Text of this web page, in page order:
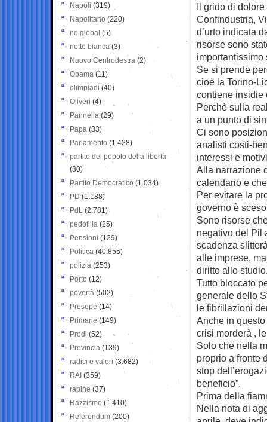
Il grido di
Confindustria,
d’urto indicata
risorse sono
importantissimo
Se si prende
cioè la Torino-
contiene insidie
Perchè sulla
a un punto di
Ci sono
analisti costi-
interessi e
Alla narrazione
calendario e
Per evitare la
governo è
Sono risorse
negativo del Pil
scadenza
alle imprese,
diritto allo
Tutto bloccato
generale dello
le fibrillazioni
Anche in
crisi morderà ,
Solo che nella
proprio a fronte
stop
beneficio”.
Prima della
Nella nota di
Napoli (319)
Napolitano (220)
no global (5)
notte bianca (3)
Nuovo Centrodestra (2)
Obama (11)
olimpiadi (40)
Oliveri (4)
Pannella (29)
Papa (33)
Parlamento (1.428)
partito del popolo della libertà
(30)
Partito Democratico (1.034)
PD (1.188)
PdL (2.781)
pedofilia (25)
Pensioni (129)
Politica (40.855)
polizia (253)
Porto (12)
povertà (502)
Presepe (14)
Primarie (149)
Prodi (52)
Provincia (139)
radici e valori (3.682)
RAI (359)
rapine (37)
Razzismo (1.410)
Referendum (200)